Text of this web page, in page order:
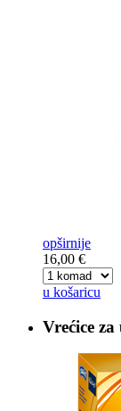
opširnije
16,00 €
u košaricu
Vrećice za